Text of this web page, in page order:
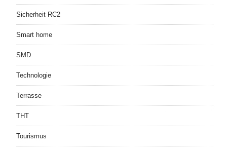
Sicherheit RC2
Smart home
SMD
Technologie
Terrasse
THT
Tourismus